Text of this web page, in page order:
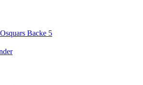
Backe 5